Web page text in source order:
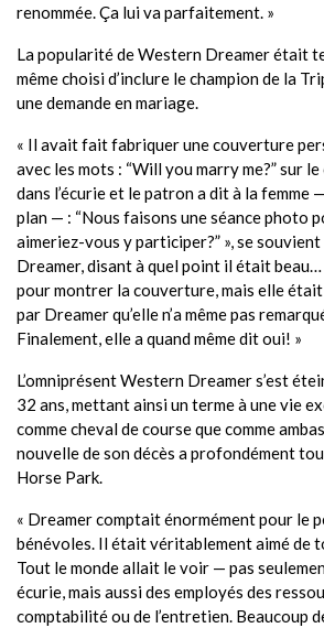
renommée. Ça lui va parfaitement. »
La popularité de Western Dreamer était
même choisi d’inclure le champion de la
une demande en mariage.
« Il avait fait fabriquer une couverture
avec les mots : “Will you marry me?” sur
dans l’écurie et le patron a dit à la femme
plan — : “Nous faisons une séance photo
aimeriez-vous y participer?” », se
Dreamer, disant à quel point il était
pour montrer la couverture, mais elle
par Dreamer qu’elle n’a même pas
Finalement, elle a quand même dit oui! »
L’omniprésent Western Dreamer s’est
32 ans, mettant ainsi un terme à une vie
comme cheval de course que comme
nouvelle de son décès a profondément
Horse Park.
« Dreamer comptait énormément pour le
bénévoles. Il était véritablement aimé de
Tout le monde allait le voir — pas
écurie, mais aussi des employés des
comptabilité ou de l’entretien. Beaucoup